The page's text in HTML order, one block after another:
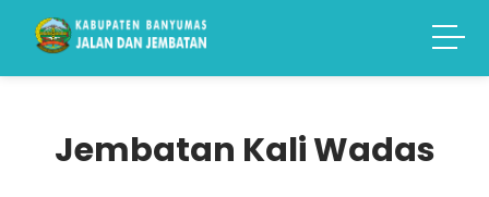
Jembatan Kali Wadas